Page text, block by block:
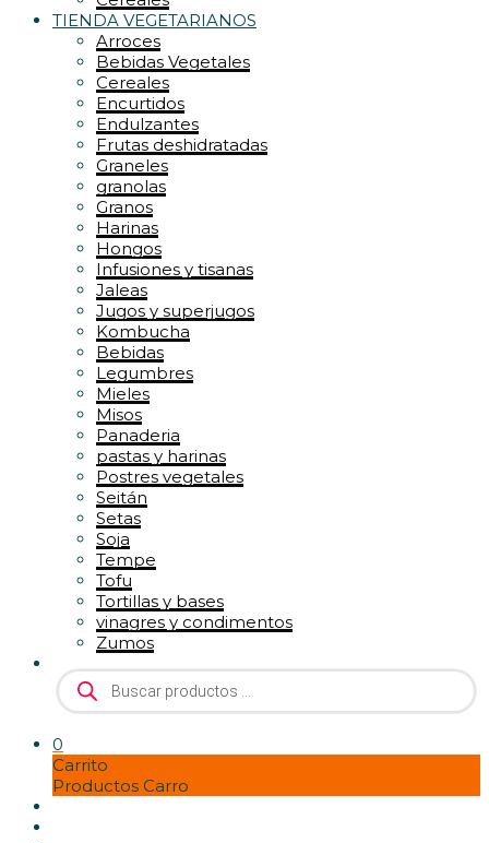
TIENDA VEGETARIANOS
Arroces
Bebidas Vegetales
Cereales
Encurtidos
Endulzantes
Frutas deshidratadas
Graneles
granolas
Granos
Harinas
Hongos
Infusiones y tisanas
Jaleas
Jugos y superjugos
Kombucha
Bebidas
Legumbres
Mieles
Misos
Panaderia
pastas y harinas
Postres vegetales
Seitán
Setas
Soja
Tempe
Tofu
Tortillas y bases
vinagres y condimentos
Zumos
Búsqueda
de
productos
0
Carrito
Productos Carro